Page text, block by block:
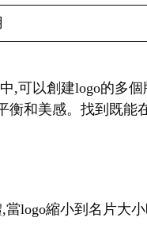
,可以創建logo的多個
衡和美感。找到既能
logo縮小到名片大